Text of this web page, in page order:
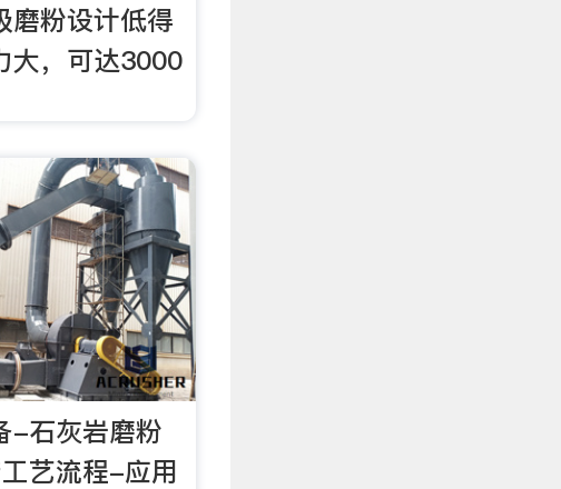
磨粉设计低得
大，可达3000
-石灰岩磨粉
艺流程-应用